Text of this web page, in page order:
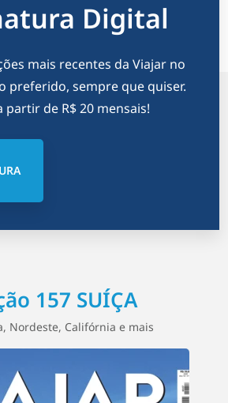
Digital
mais recentes da Viajar no
preferido, sempre que quiser.
partir de R$ 20 mensais!
157 SUÍÇA
Nordeste, Califórnia e mais